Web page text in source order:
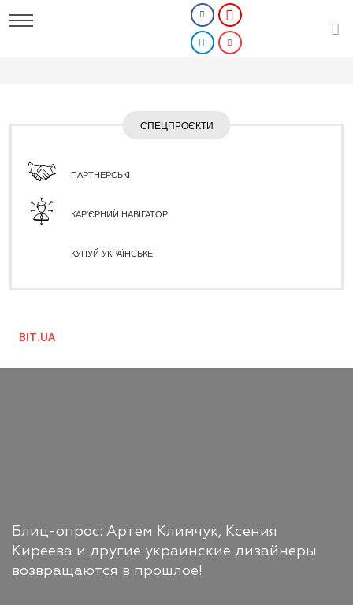
СПЕЦПРОЄКТИ
ПАРТНЕРСЬКІ
КАР'ЄРНИЙ НАВІГАТОР
КУПУЙ УКРАЇНСЬКЕ
BIT.UA
Блиц-опрос: Артем Климчук, Ксения
Киреева и другие украинские дизайнеры
возвращаются в прошлое!